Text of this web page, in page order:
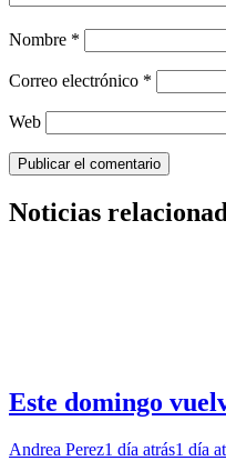
Nombre *
Correo electrónico *
Web
Noticias
Este domingo
Andrea Perez1 día atrás1 día